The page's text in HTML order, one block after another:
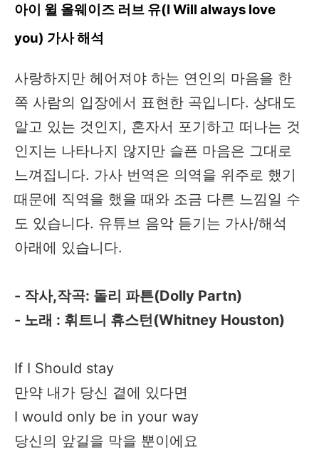
아이 윌 올웨이즈 러브 유(I Will always love
you) 가사 해석​
사랑하지만 헤어져야 하는 연인의 마음을 한
쪽 사람의 입장에서 표현한 곡입니다. 상대도
알고 있는 것인지, 혼자서 포기하고 떠나는 것
인지는 나타나지 않지만 슬픈 마음은 그대로
느껴집니다. 가사 번역은 의역을 위주로 했기
때문에 직역을 했을 때와 조금 다른 느낌일 수
도 있습니다. 유튜브 음악 듣기는 가사/해석
아래에 있습니다.
- 작사,작곡: 돌리 파튼(Dolly Partn)
- 노래 : 휘트니 휴스턴(Whitney Houston)
If I Should stay
만약 내가 당신 곁에 있다면
I would only be in your way
당신의 앞길을 막을 뿐이에요